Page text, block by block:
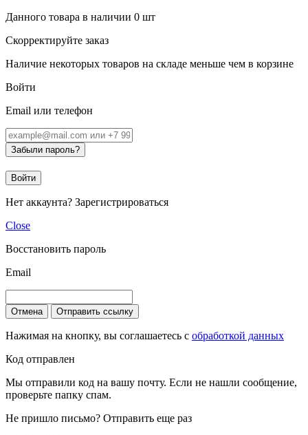
Данного товара в наличии 0 шт
Скорректируйте заказ
Наличие некоторых товаров на складе меньше чем в корзине
Войти
Email или телефон
Забыли пароль?
Войти
Нет аккаунта? Зарегистрироваться
Close
Восстановить пароль
Email
Отмена Отправить ссылку
Нажимая на кнопку, вы соглашаетесь с обработкой данных
Код отправлен
Мы отправили код на вашу почту. Если не нашли сообщение,
проверьте папку спам.
Не пришло письмо? Отправить еще раз